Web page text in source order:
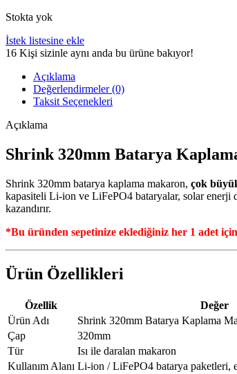
Stokta yok
İstek listesine ekle
16 Kişi sizinle aynı anda bu ürüne bakıyor!
Açıklama
Değerlendirmeler (0)
Taksit Seçenekleri
Açıklama
Shrink 320mm Batarya
Shrink 320mm batarya kaplama makaron, çok
kapasiteli Li-ion ve LiFePO4 bataryalar, solar enerji
kazandırır.
*Bu üründen sepetinize eklediğiniz her 1 adet
Ürün Özellikleri
Özellik
Değer
Ürün Adı
Shrink 320mm Batarya Kaplama
Çap
320mm
Tür
Isı ile daralan makaron
Kullanım Alanı Li-ion / LiFePO4 batarya paketleri,